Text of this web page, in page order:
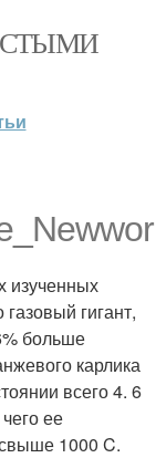
изученных
гигант,
больше
карлика
всего 4. 6
ее
1000 C.